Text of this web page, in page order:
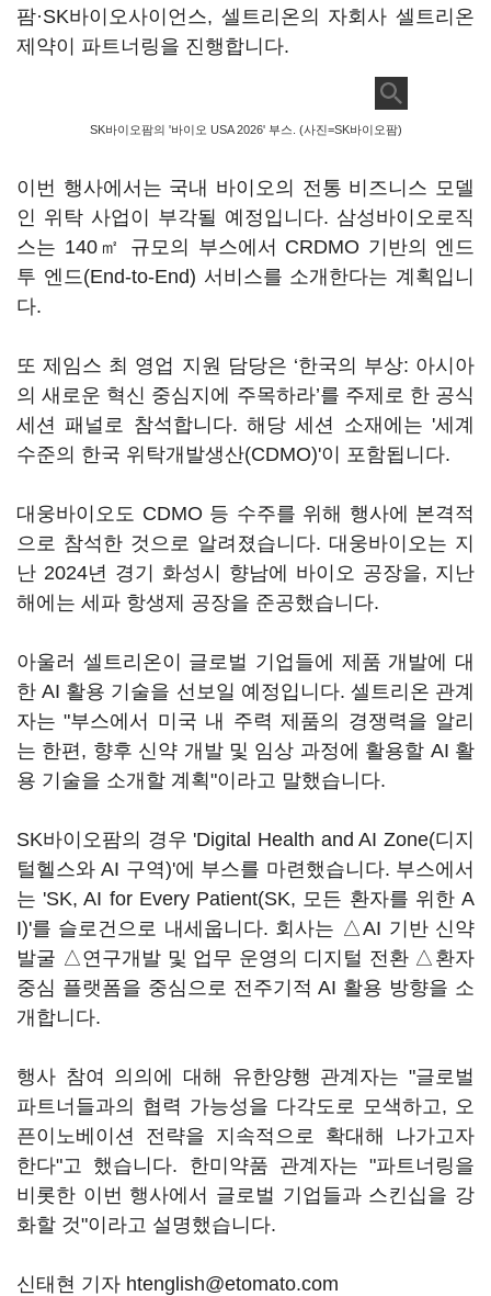
팜·SK바이오사이언스, 셀트리온의 자회사 셀트리온
제약이 파트너링을 진행합니다.
SK바이오팜의 '바이오 USA 2026' 부스. (사진=SK바이오팜)
이번 행사에서는 국내 바이오의 전통 비즈니스 모델
인 위탁 사업이 부각될 예정입니다. 삼성바이오로직
스는 140㎡ 규모의 부스에서 CRDMO 기반의 엔드
투 엔드(End-to-End) 서비스를 소개한다는 계획입니
다.
또 제임스 최 영업 지원 담당은 ‘한국의 부상: 아시아
의 새로운 혁신 중심지에 주목하라’를 주제로 한 공식
세션 패널로 참석합니다. 해당 세션 소재에는 '세계
수준의 한국 위탁개발생산(CDMO)'이 포함됩니다.
대웅바이오도 CDMO 등 수주를 위해 행사에 본격적
으로 참석한 것으로 알려졌습니다. 대웅바이오는 지
난 2024년 경기 화성시 향남에 바이오 공장을, 지난
해에는 세파 항생제 공장을 준공했습니다.
아울러 셀트리온이 글로벌 기업들에 제품 개발에 대
한 AI 활용 기술을 선보일 예정입니다. 셀트리온 관계
자는 "부스에서 미국 내 주력 제품의 경쟁력을 알리
는 한편, 향후 신약 개발 및 임상 과정에 활용할 AI 활
용 기술을 소개할 계획"이라고 말했습니다.
SK바이오팜의 경우 'Digital Health and AI Zone(디지
털헬스와 AI 구역)'에 부스를 마련했습니다. 부스에서
는 'SK, AI for Every Patient(SK, 모든 환자를 위한 A
I)'를 슬로건으로 내세웁니다. 회사는 △AI 기반 신약
발굴 △연구개발 및 업무 운영의 디지털 전환 △환자
중심 플랫폼을 중심으로 전주기적 AI 활용 방향을 소
개합니다.
행사 참여 의의에 대해 유한양행 관계자는 "글로벌
파트너들과의 협력 가능성을 다각도로 모색하고, 오
픈이노베이션 전략을 지속적으로 확대해 나가고자
한다"고 했습니다. 한미약품 관계자는 "파트너링을
비롯한 이번 행사에서 글로벌 기업들과 스킨십을 강
화할 것"이라고 설명했습니다.
신태현 기자 htenglish@etomato.com